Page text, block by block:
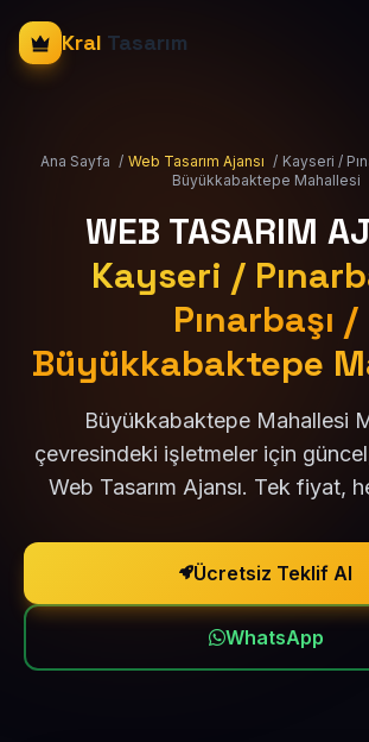
Kral Tasarım
Ana Sayfa / Web Tasarım Ajansı / Kayseri /
Büyükkabaktepe Mahallesi
WEB TASARIM
Kayseri /
Pınarbaşı /
Büyükkabaktepe
Büyükkabaktepe Mahallesi
çevresindeki işletmeler için
Web Tasarım Ajansı. Tek fiyat,
Ücretsiz Teklif Al
WhatsApp